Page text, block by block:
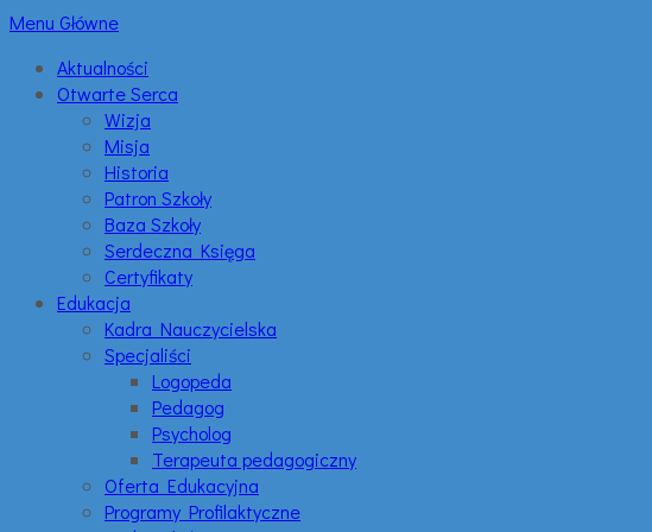
Menu Główne
Aktualności
Otwarte Serca
Wizja
Misja
Historia
Patron Szkoły
Baza Szkoły
Serdeczna Księga
Certyfikaty
Edukacja
Kadra Nauczycielska
Specjaliści
Logopeda
Pedagog
Psycholog
Terapeuta pedagogiczny
Oferta Edukacyjna
Programy Profilaktyczne